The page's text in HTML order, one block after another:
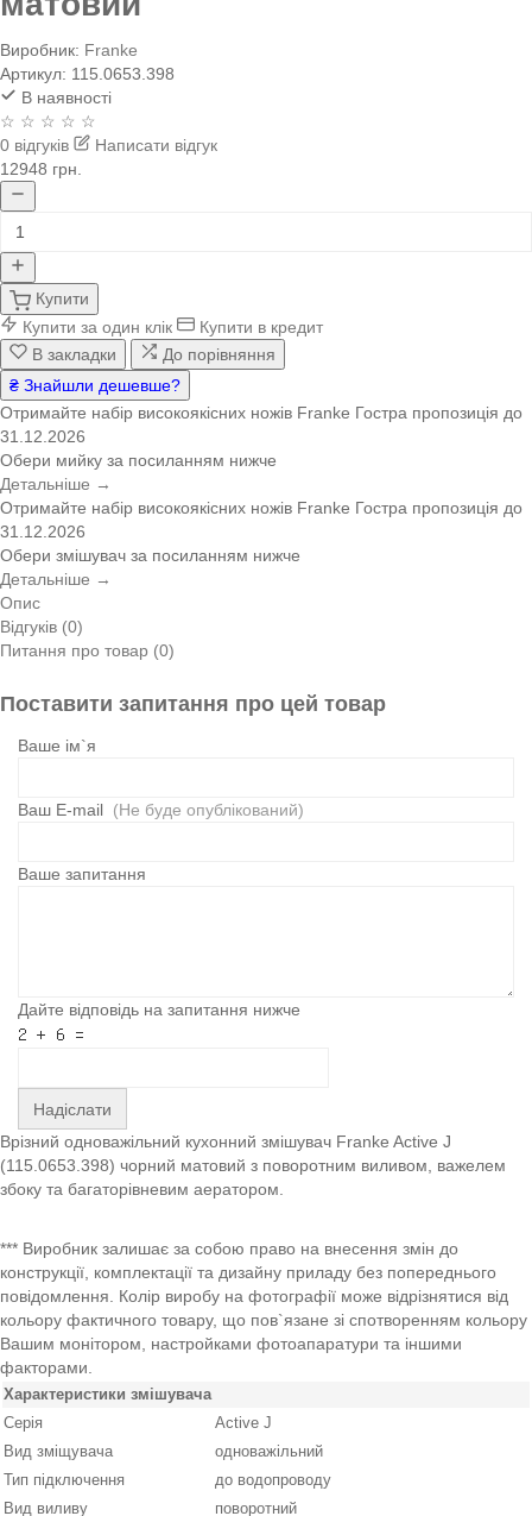
Виробник: Franke
Артикул: 115.0653.398
В наявності
☆ ☆ ☆ ☆ ☆
0 відгуків
Написати відгук
12948 грн.
Купити
Купити за один клік
Купити в кредит
В закладки
До порівняння
₴ Знайшли дешевше?
Отримайте набір високоякісних ножів Franke Гостра пропозиція до
31.12.2026
Обери мийку за посиланням нижче
Детальніше →
Отримайте набір високоякісних ножів Franke Гостра пропозиція до
31.12.2026
Обери змішувач за посиланням нижче
Детальніше →
Опис
Відгуків (0)
Питання про товар (0)
Поставити запитання про цей товар
Ваше ім`я
Ваш E-mail (Не буде опублікований)
Ваше запитання
Дайте відповідь на запитання нижче
Надіслати
Врізний одноважільний кухонний змішувач Franke Active J
(115.0653.398) чорний матовий з поворотним виливом, важелем
збоку та багаторівневим аератором.
*** Виробник залишає за собою право на внесення змін до
конструкції, комплектації та дизайну приладу без попереднього
повідомлення. Колір виробу на фотографії може відрізнятися від
кольору фактичного товару, що пов`язане зі спотворенням кольору
Вашим монітором, настройками фотоапаратури та іншими
факторами.
Характеристики змішувача
Серія
Active J
Вид зміщувача
одноважільний
Тип підключення
до водопроводу
Вид виливу
поворотний